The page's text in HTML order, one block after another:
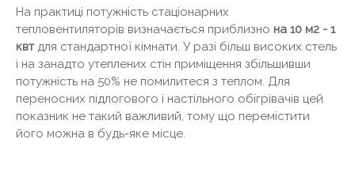
На практиці потужність стаціонарних
тепловентиляторів визначається приблизно на 10 м2 - 1
квтдля стандартної кімнати. У разі більш високих стель
і на занадто утеплених стін приміщення збільшивши
потужність на 50% не помилитеся з теплом. Для
переносних підлогового і настільного обігрівачів цей
показник не такий важливий, тому що перемістити
його можна в будь-яке місце.